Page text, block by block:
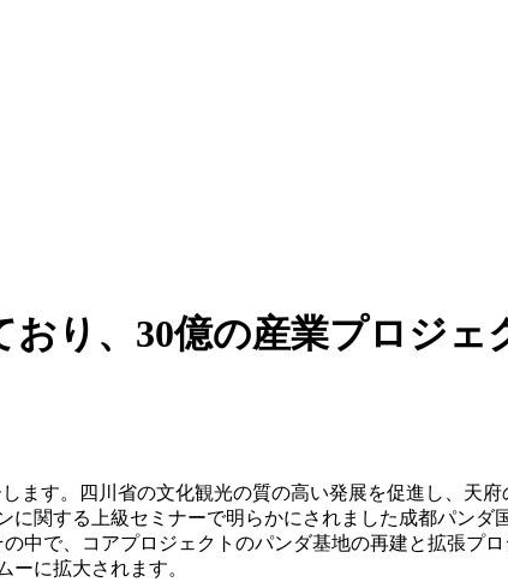
り、30億の産業プロジェ
ます。四川省の文化観光の質の高い発展を促進し、天
関する上級セミナーで明らかにされました成都パンダ
中で、コアプロジェクトのパンダ基地の再建と拡張プ
ーに拡大されます。